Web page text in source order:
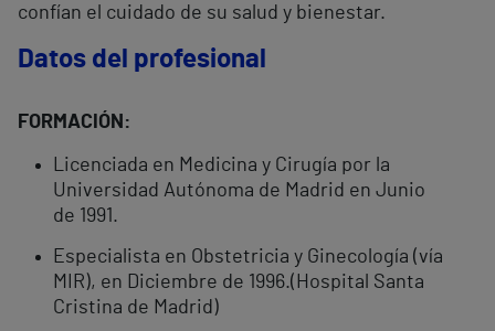
confían el cuidado de su salud y bienestar.
Datos del profesional
FORMACIÓN:
Licenciada en Medicina y Cirugía por la
Universidad Autónoma de Madrid en Junio
de 1991.
Especialista en Obstetricia y Ginecología (vía
MIR), en Diciembre de 1996.(Hospital Santa
Cristina de Madrid)